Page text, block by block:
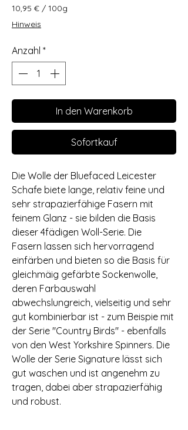
10,95 € / 100g
10,95 €
pro
Gramm
Hinweis
Anzahl *
In den Warenkorb
Sofortkauf
Die Wolle der Bluefaced Leicester
Schafe biete lange, relativ feine und
sehr strapazierfähige Fasern mit
feinem Glanz - sie bilden die Basis
dieser 4fädigen Woll-Serie. Die
Fasern lassen sich hervorragend
einfärben und bieten so die Basis für
gleichmäig gefärbte Sockenwolle,
deren Farbauswahl
abwechslungreich, vielseitig und sehr
gut kombinierbar ist - zum Beispie mit
der Serie "Country Birds" - ebenfalls
von den West Yorkshire Spinners. Die
Wolle der Serie Signature lässt sich
gut waschen und ist angenehm zu
tragen, dabei aber strapazierfähig
und robust.